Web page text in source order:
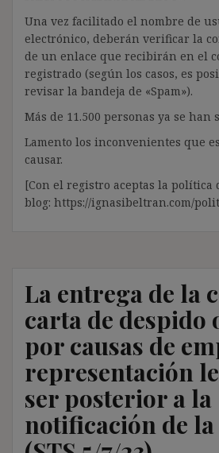
Una vez facilitado el nombre de
electrónico, deberán verificar la
de un enlace que recibirán en el
registrado (según los casos, es
revisar la bandeja de «Spam»).
Más de 11.500 personas ya se han
Lamento los inconvenientes que
causar.
[Con el registro aceptas la política
blog: https://ignasibeltran.com/
La entrega de la
carta de despido
por causas de
representación
ser posterior a la
notificación de